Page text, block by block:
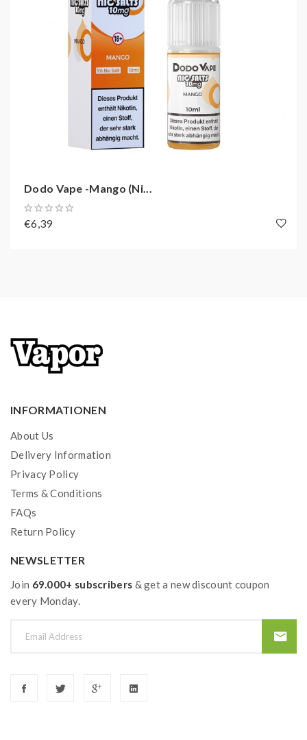
Dodo Vape -Mango (Ni...
€6,39
INFORMATIONEN
About Us
Delivery Information
Privacy Policy
Terms & Conditions
FAQs
Return Policy
NEWSLETTER
Join 69.000+ subscribers & get a new discount coupon
every Monday.